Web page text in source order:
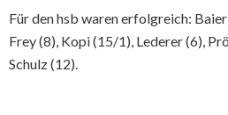
Für den hsb waren erfolgreich:
Frey (8), Kopi (15/1), Lederer (6),
Schulz (12).